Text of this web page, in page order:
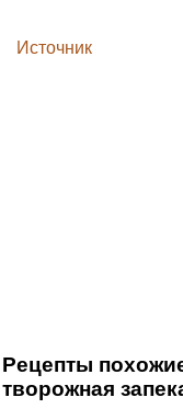
Источник
Рецепты
творожная